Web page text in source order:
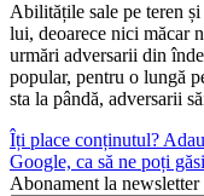
Abilitățile sale pe teren
lui, deoarece nici măcar
urmări adversarii din
popular, pentru o lungă
sta la pândă, adversarii
Îți place conținutul?
Google, ca să ne poți
Abonament la newsletter